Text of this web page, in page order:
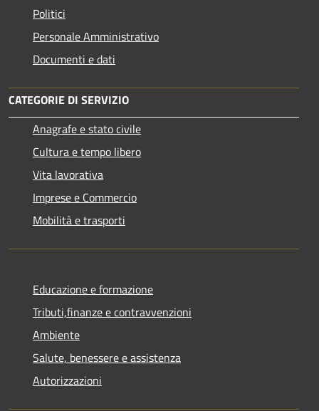
Politici
Personale Amministrativo
Documenti e dati
CATEGORIE DI SERVIZIO
Anagrafe e stato civile
Cultura e tempo libero
Vita lavorativa
Imprese e Commercio
Mobilità e trasporti
Educazione e formazione
Tributi,finanze e contravvenzioni
Ambiente
Salute, benessere e assistenza
Autorizzazioni